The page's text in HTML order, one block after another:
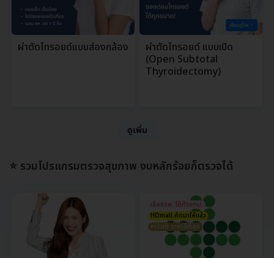
ผ่าตัดไทรอยด์แบบส่องกล้อง
ผ่าตัดไทรอยด์ แบบเปิด
(Open Subtotal
Thyroidectomy)
ดูเพิ่ม
⭐️ รวมโปรแกรมตรวจสุขภาพ งบหลักร้อยก็ตรวจได้
เลือกรพ. ได้ทั่วกทม.
HDmall คัดมาให้แล้ว
การันตี ราคาดีที่สุด